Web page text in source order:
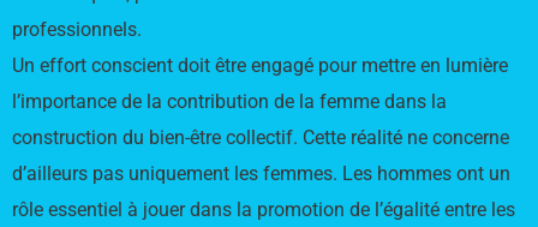
professionnels.
Un effort conscient doit être engagé pour mettre en lumière
l’importance de la contribution de la femme dans la
construction du bien-être collectif. Cette réalité ne concerne
d’ailleurs pas uniquement les femmes. Les hommes ont un
rôle essentiel à jouer dans la promotion de l’égalité entre les